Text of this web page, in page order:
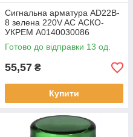
Сигнальна арматура AD22B-
8 зелена 220V AC АСКО-
УКРЕМ A0140030086
Готово до відправки 13 од.
55,57 ₴
Купити